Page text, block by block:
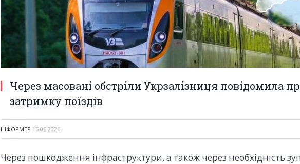
Через масовані обстріли Укрзалізниця повідомила
затримку поїздів
ІНФОРМЕР 15.06.2026
Через пошкодження інфраструктури, а також через необхідність